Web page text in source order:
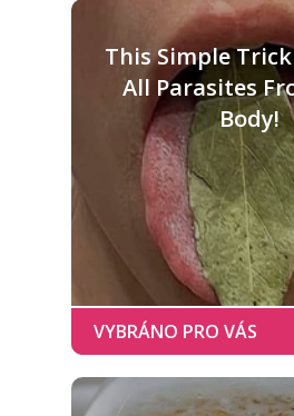
This Simple
All Parasites
Body!